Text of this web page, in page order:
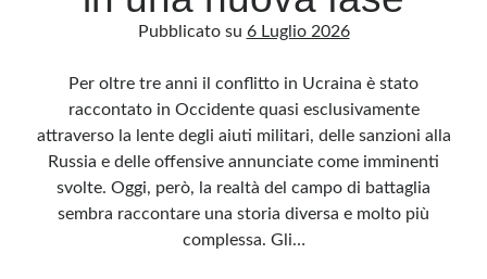
Pubblicato su 6 Luglio 2026
Per oltre tre anni il conflitto in Ucraina è stato
raccontato in Occidente quasi esclusivamente
attraverso la lente degli aiuti militari, delle sanzioni alla
Russia e delle offensive annunciate come imminenti
svolte. Oggi, però, la realtà del campo di battaglia
sembra raccontare una storia diversa e molto più
complessa. Gli…